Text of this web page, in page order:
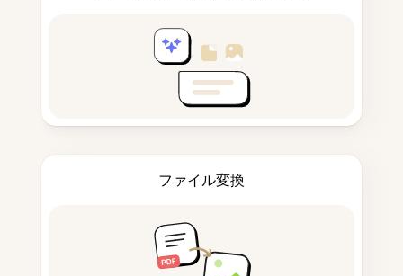
ファイル変換